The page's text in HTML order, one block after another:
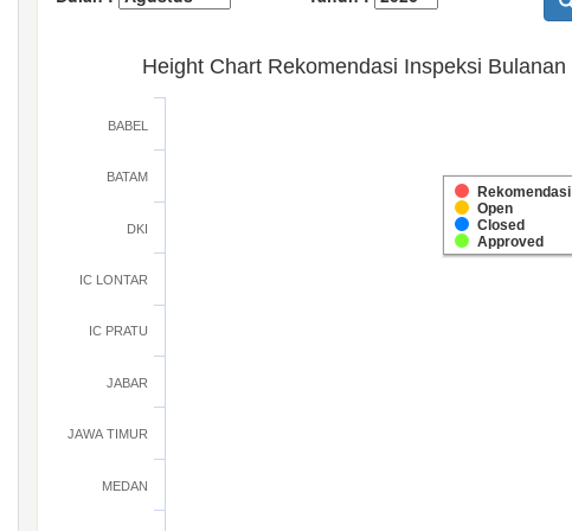
Height Chart Rekomendasi Inspeksi Bulanan
Rekomendasi
Open
Closed
Approved
BABEL
BATAM
DKI
IC LONTAR
IC PRATU
JABAR
JAWA TIMUR
MEDAN